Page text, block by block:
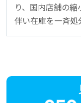
り、国内店舗の
伴い在庫を一斉